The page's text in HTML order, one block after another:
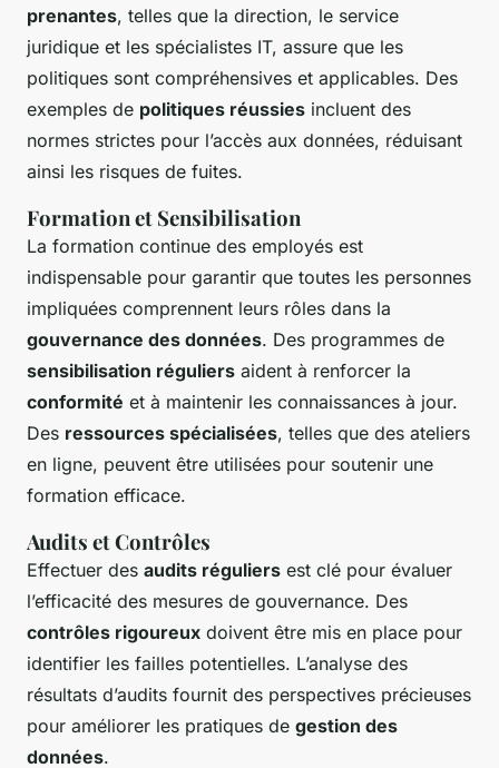
prenantes, telles que la direction, le service
juridique et les spécialistes IT, assure que les
politiques sont compréhensives et applicables. Des
exemples de politiques réussies incluent des
normes strictes pour l’accès aux données, réduisant
ainsi les risques de fuites.
Formation et Sensibilisation
La formation continue des employés est
indispensable pour garantir que toutes les personnes
impliquées comprennent leurs rôles dans la
gouvernance des données. Des programmes de
sensibilisation réguliers aident à renforcer la
conformité et à maintenir les connaissances à jour.
Des ressources spécialisées, telles que des ateliers
en ligne, peuvent être utilisées pour soutenir une
formation efficace.
Audits et Contrôles
Effectuer des audits réguliers est clé pour évaluer
l’efficacité des mesures de gouvernance. Des
contrôles rigoureux doivent être mis en place pour
identifier les failles potentielles. L’analyse des
résultats d’audits fournit des perspectives précieuses
pour améliorer les pratiques de gestion des
données.